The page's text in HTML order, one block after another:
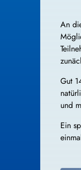
An
Gut
und
Ein